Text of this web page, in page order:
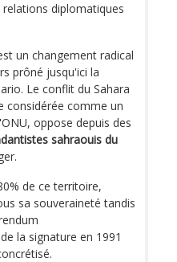
relations diplomatiques
un changement radical
prôné jusqu'ici la
Le conflit du Sahara
considérée comme un
oppose depuis des
sahraouis du
de ce territoire,
sa souveraineté tandis
la signature en 1991